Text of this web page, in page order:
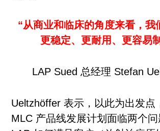
“从商业和临床的角度来看，我
更稳定、更耐用、更容易
LAP Sued 总经理 Stefan
Ueltzhöffer 表示，以此为出发点
MLC 产品线发展计划面临两个问